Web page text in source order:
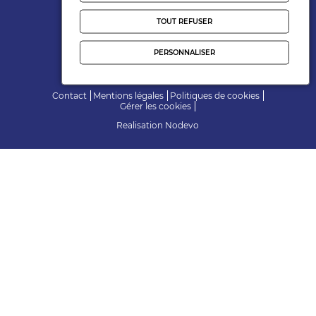
Contact Mentions légales
Politiques de cookies
Gérer les cookies
Realisation Nodevo
Suivez-nous
TOUT REFUSER
PERSONNALISER